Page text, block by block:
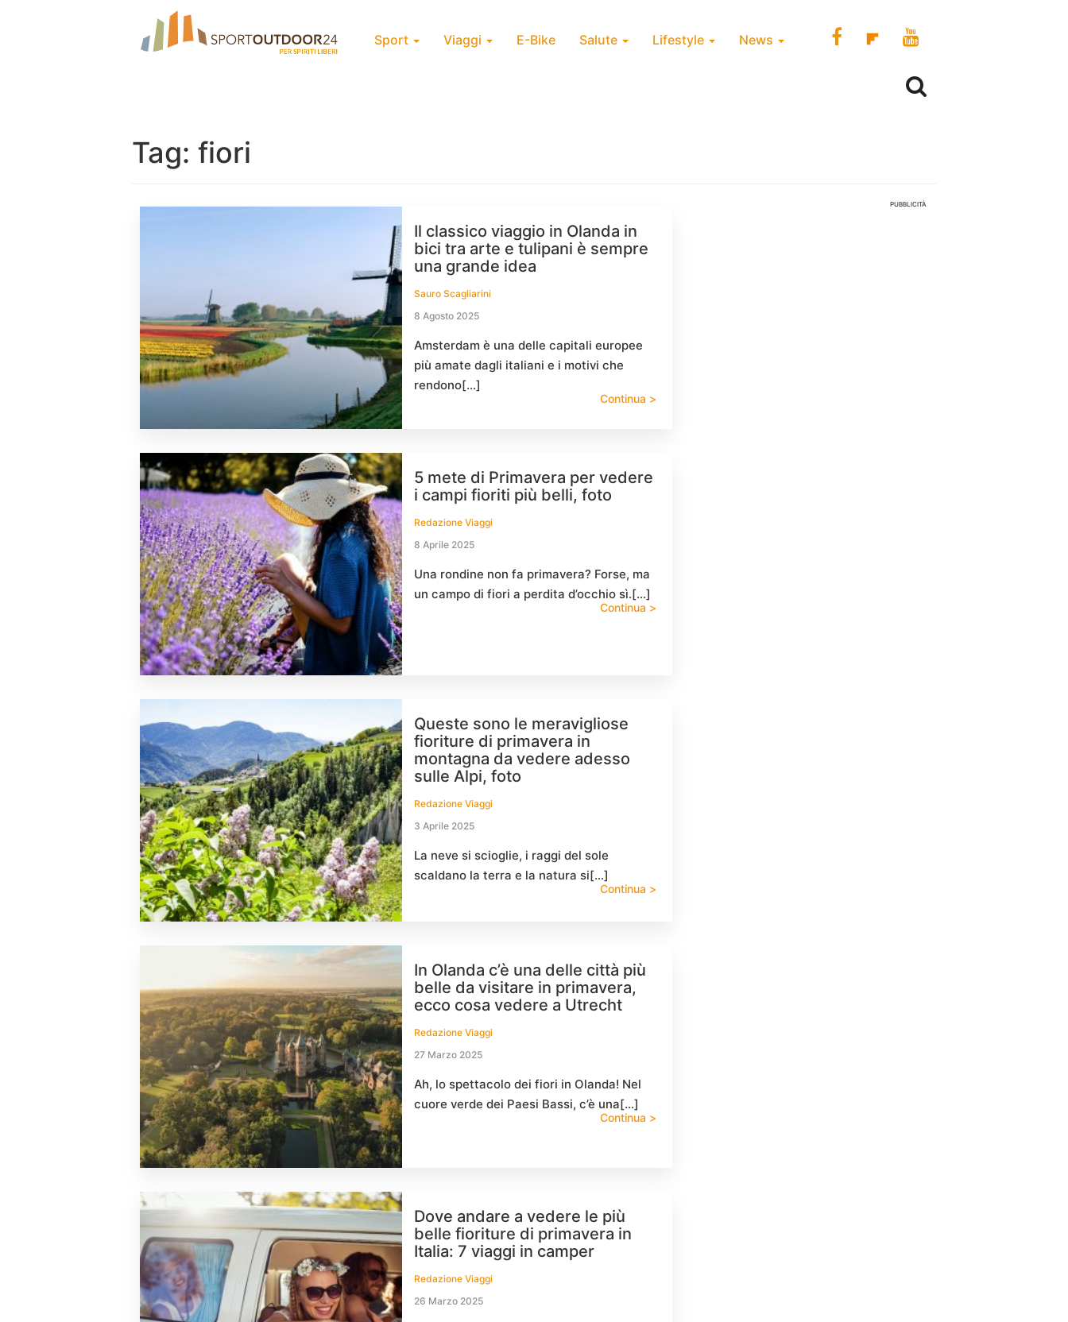
Sport Viaggi E-Bike Salute Lifestyle News
Tag: fiori
Il classico viaggio in Olanda in
bici tra arte e tulipani è sempre
una grande idea
Sauro Scagliarini
8 Agosto 2025
Amsterdam è una delle capitali europee
più amate dagli italiani e i motivi che
rendono[…]
Continua >
5 mete di Primavera per vedere
i campi fioriti più belli, foto
Redazione Viaggi
8 Aprile 2025
Una rondine non fa primavera? Forse, ma
un campo di fiori a perdita d’occhio sì.[…]
Continua >
Queste sono le meravigliose
fioriture di primavera in
montagna da vedere adesso
sulle Alpi, foto
Redazione Viaggi
3 Aprile 2025
La neve si scioglie, i raggi del sole
scaldano la terra e la natura si[…]
Continua >
In Olanda c’è una delle città più
belle da visitare in primavera,
ecco cosa vedere a Utrecht
Redazione Viaggi
27 Marzo 2025
Ah, lo spettacolo dei fiori in Olanda! Nel
cuore verde dei Paesi Bassi, c’è una[…]
Continua >
Dove andare a vedere le più
belle fioriture di primavera in
Italia: 7 viaggi in camper
Redazione Viaggi
26 Marzo 2025
PUBBLICITÀ